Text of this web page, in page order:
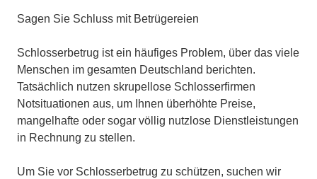
Sagen Sie Schluss mit Betrügereien
Schlosserbetrug ist ein häufiges Problem, über das viele
Menschen im gesamten Deutschland berichten.
Tatsächlich nutzen skrupellose Schlosserfirmen
Notsituationen aus, um Ihnen überhöhte Preise,
mangelhafte oder sogar völlig nutzlose Dienstleistungen
in Rechnung zu stellen.
Um Sie vor Schlosserbetrug zu schützen, suchen wir